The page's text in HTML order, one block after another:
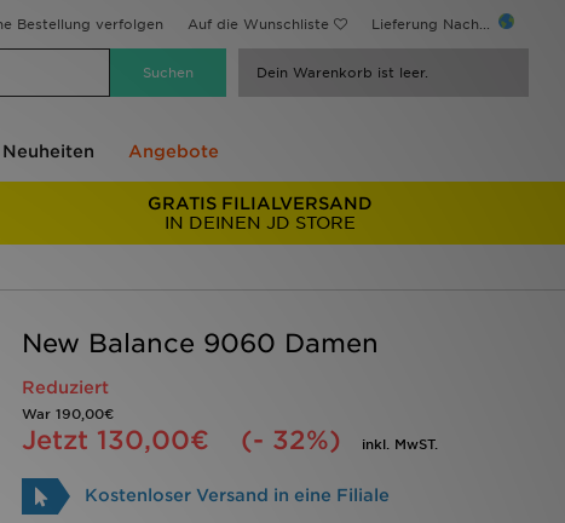
Bestellung verfolgen Auf die Wunschliste Lieferung Nach...
Dein Warenkorb ist leer.
Neuheiten Angebote
GRATIS FILIALVERSAND
IN DEINEN JD STORE
New Balance 9060 Damen
Reduziert
War 190,00€
Jetzt 130,00€ (- 32%) inkl. MwST.
Kostenloser Versand in eine Filiale